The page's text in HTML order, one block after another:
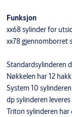
Funksjon
xx68 sylinder for
xx78 gjennomborret
Standardsylinderen
Nøkkelen har 12 hakk.
System 10
dp sylinderen
Triton sylinderen har